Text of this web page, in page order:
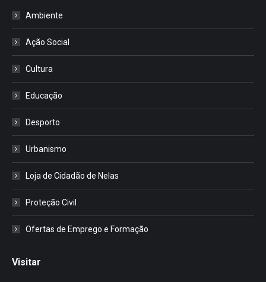
Ambiente
Ação Social
Cultura
Educação
Desporto
Urbanismo
Loja de Cidadão de Nelas
Proteção Civil
Ofertas de Emprego e Formação
Visitar